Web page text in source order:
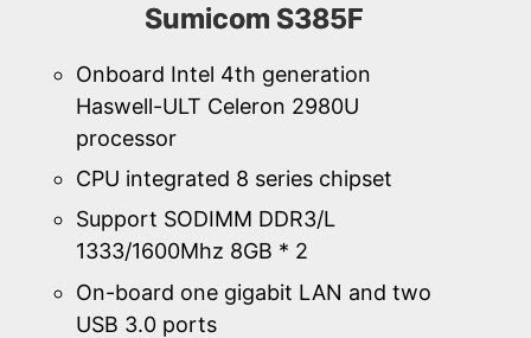
Sumicom S385F
Onboard Intel 4th generation
Haswell-ULT Celeron 2980U
processor
CPU integrated 8 series chipset
Support SODIMM DDR3/L
1333/1600Mhz 8GB * 2
On-board one gigabit LAN and two
USB 3.0 ports